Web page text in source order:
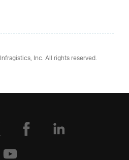
Infragistics, Inc. All rights reserved.